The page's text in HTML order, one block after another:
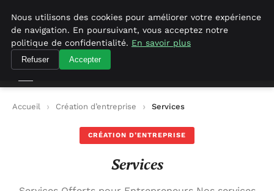
Geekgumbo
Accueil Création d’entreprise Services
CRÉATION D’ENTREPRISE
Services
Nous utilisons des cookies pour améliorer votre expérience
de navigation. En poursuivant, vous acceptez notre
politique de confidentialité. En savoir plus
Refuser Accepter